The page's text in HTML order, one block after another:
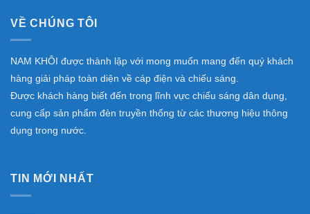
VỀ CHÚNG TÔI
NAM KHÔI được thành lập với mong muốn mang đến quý khách
hàng giải pháp toàn diện về cáp điện và chiếu sáng.
Được khách hàng biết đến trong lĩnh vực chiếu sáng dân dụng,
cung cấp sản phẩm đèn truyền thống từ các thương hiệu thông
dụng trong nước.
TIN MỚI NHẤT